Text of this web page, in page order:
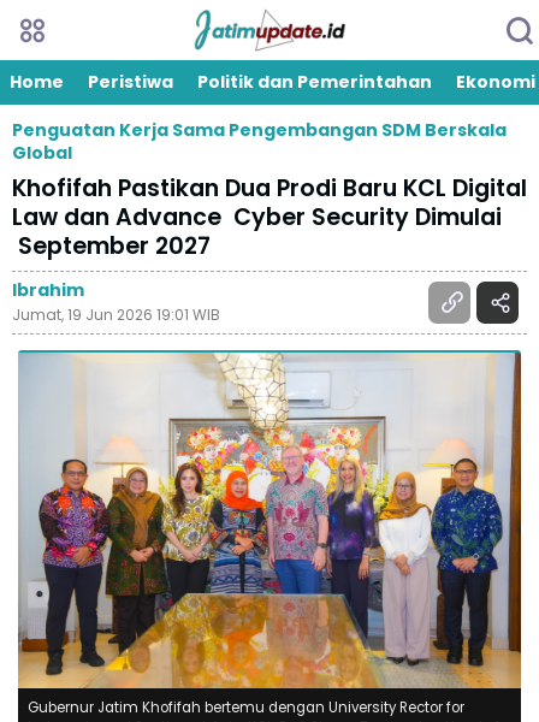
Home Peristiwa Politik dan Pemerintahan
Ekonomi
Penguatan Kerja Sama Pengembangan SDM Berskala
Global
Khofifah Pastikan Dua Prodi Baru KCL Digital
Law dan Advance Cyber Security Dimulai
September 2027
Ibrahim
Jumat, 19 Jun 2026 19:01 WIB
Gubernur Jatim Khofifah bertemu dengan University Rector for